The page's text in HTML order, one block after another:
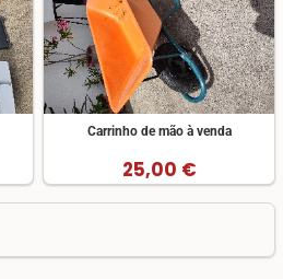
Carrinho de mão à venda
25,00 €